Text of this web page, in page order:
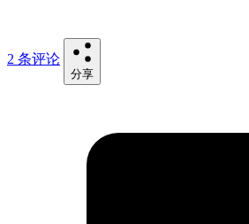
2 条评论
分享